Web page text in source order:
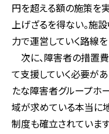
円を超える額の施策を
上げざるを得ない。施
力で運営していく路線
次に、障害者の措置
て支援していく必要が
たな障害者グループホ
域が求めている本当に
制度も確立されていま